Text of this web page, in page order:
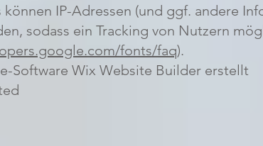
IP-Adressen (und ggf. andere
sodass ein Tracking von Nutzern
fonts/faq).
Software Wix Website Builder erstellt